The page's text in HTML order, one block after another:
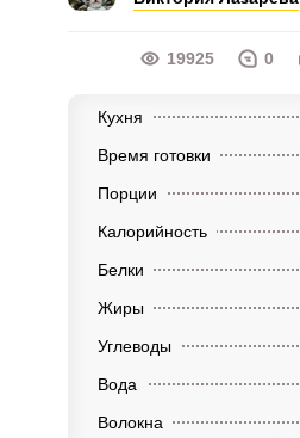
19925 0
Кухня
Время готовки
Порции
Калорийность
Белки
Жиры
Углеводы
Вода
Волокна